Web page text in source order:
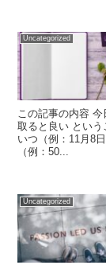
Uncategorized
この記事の内容
取ると良い という
いつ（例：11月8
（例：50...
Uncategorized